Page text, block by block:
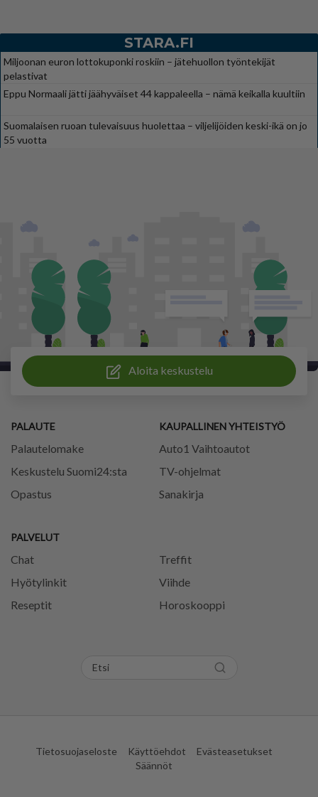
STARA.FI
Miljoonan euron lottokuponki roskiin – jätehuollon työntekijät
pelastivat
Eppu Normaali jätti jäähyväiset 44 kappaleella – nämä keikalla kuultiin
Suomalaisen ruoan tulevaisuus huolettaa – viljelijöiden keski-ikä on jo
55 vuotta
Aloita keskustelu
PALAUTE
Palautelomake
Keskustelu Suomi24:sta
Opastus
PALVELUT
Chat
Treffit
Hyötylinkit
Viihde
Reseptit
Horoskooppi
KAUPALLINEN YHTEISTYÖ
Auto1 Vaihtoautot
TV-ohjelmat
Sanakirja
Tietosuojaseloste Käyttöehdot
Evästeasetukset
Säännöt